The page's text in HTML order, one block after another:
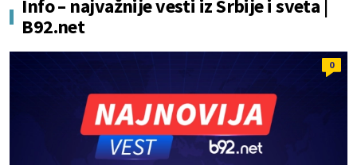
Info – najvažnije vesti iz Srbije i sveta |
B92.net
0